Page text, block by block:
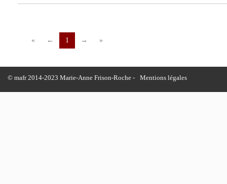
« ← 1 → »
© mafr 2014-2023 Marie-Anne Frison-Roche - Mentions légales